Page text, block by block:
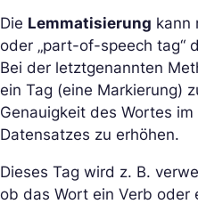
Die Lemmatisierung kann
oder „part-of-speech tag“
Bei der letztgenannten
ein Tag (eine Markierung)
Genauigkeit des Wortes
Datensatzes zu erhöhen.
Dieses Tag wird z. B.
ob das Wort ein Verb oder